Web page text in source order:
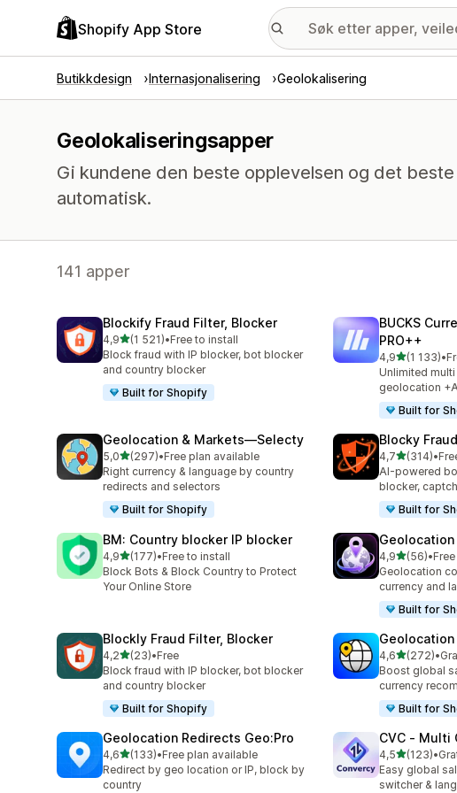
Shopify App Store
Butikkdesign Internasjonalisering Geolokalisering
Geolokaliseringsapper
Gi kundene den beste opplevelsen og det
automatisk.
141 apper
Blockify Fraud Filter, Blocker
4,9av 5 stjerner
(1 521)
Totalt 1521 omtaler
•Free to install
Block fraud with IP blocker, bot blocker
and country blocker
Built for Shopify
BUCKS
PRO++
4,9av 5 stjerner
(1 133)
Totalt 1133 •
Unlimited
geolocation
Built for
Geolocation & Markets—Selecty
5,0av 5 stjerner
(297)
Totalt 297 omtaler
•Free plan available
Right currency & language by country
redirects and selectors
Built for Shopify
Blocky
4,7av 5 stjerner
(314)
Totalt 314 •
AI-powered
blocker,
Built for
BM: Country blocker IP blocker
4,9av 5 stjerner
(177)
Totalt 177 omtaler
•Free to install
Block Bots & Block Country to Protect
Your Online Store
4,9av 5 stjerner
(56)
Totalt 56 •
Geolocation
currency and
Built for
Blockly Fraud Filter, Blocker
4,2av 5 stjerner
(23)
Totalt 23 omtaler
•Free
Block fraud with IP blocker, bot blocker
and country blocker
Built for Shopify
Geolocation
4,6av 5 stjerner
(272)
Totalt 272 •
Boost global
currency
Built for
Geolocation Redirects Geo:Pro
4,6av 5 stjerner
(133)
Totalt 133 omtaler
•Free plan available
Redirect by geo location or IP, block by
country
CVC ‑ Multi
4,5av 5 stjerner
(123)
Totalt 123 •
Easy global
switcher &